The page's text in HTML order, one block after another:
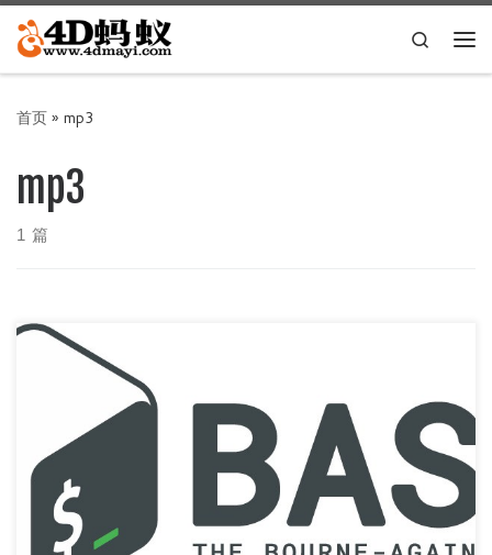
Skip to content
Search
首页» mp3
mp3
1 篇
前言 支持Windows、Linux；Windows下使用Git Bash运行即
可 下面的代码自己二选一 代码 for f in […]